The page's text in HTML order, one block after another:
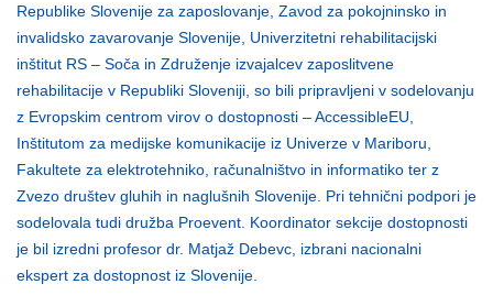
Republike Slovenije za zaposlovanje, Zavod za pokojninsko in
invalidsko zavarovanje Slovenije, Univerzitetni rehabilitacijski
inštitut RS – Soča in Združenje izvajalcev zaposlitvene
rehabilitacije v Republiki Sloveniji, so bili pripravljeni v sodelovanju
z Evropskim centrom virov o dostopnosti – AccessibleEU,
Inštitutom za medijske komunikacije iz Univerze v Mariboru,
Fakultete za elektrotehniko, računalništvo in informatiko ter z
Zvezo društev gluhih in naglušnih Slovenije. Pri tehnični podpori je
sodelovala tudi družba Proevent. Koordinator sekcije dostopnosti
je bil izredni profesor dr. Matjaž Debevc, izbrani nacionalni
ekspert za dostopnost iz Slovenije.